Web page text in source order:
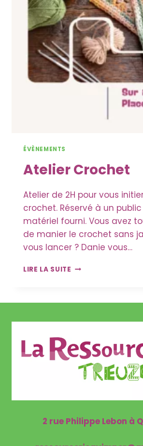
ÉVÈNEMENTS
Atelier Crochet
Atelier de 2H pour vous
crochet. Réservé à un
matériel fourni. Vous avez
de manier le crochet sans
vous lancer ? Danie vous…
LIRE LA SUITE ATELIER
2 rue Philippe Lebon à